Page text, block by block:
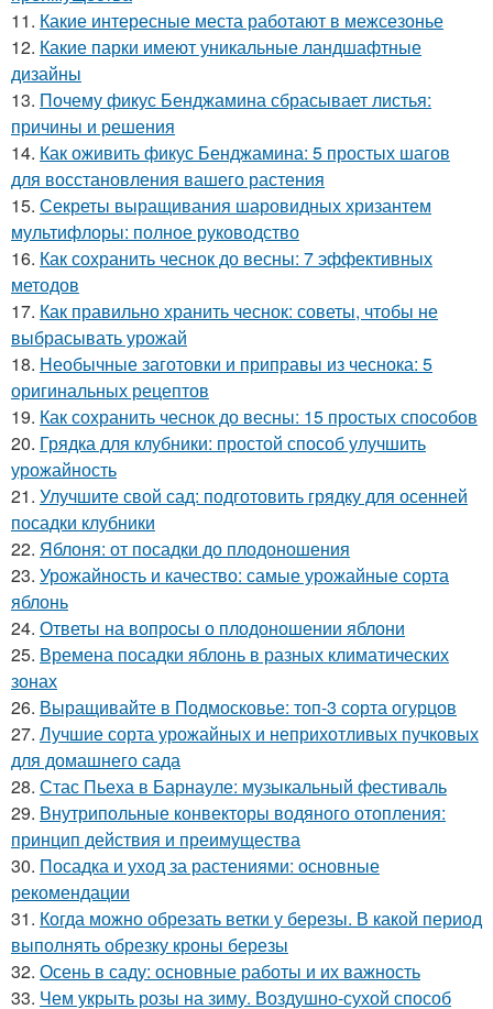
11. Какие интересные места работают в межсезонье
12. Какие парки имеют уникальные ландшафтные
дизайны
13. Почему фикус Бенджамина сбрасывает листья:
причины и решения
14. Как оживить фикус Бенджамина: 5 простых шагов
для восстановления вашего растения
15. Секреты выращивания шаровидных хризантем
мультифлоры: полное руководство
16. Как сохранить чеснок до весны: 7 эффективных
методов
17. Как правильно хранить чеснок: советы, чтобы не
выбрасывать урожай
18. Необычные заготовки и приправы из чеснока: 5
оригинальных рецептов
19. Как сохранить чеснок до весны: 15 простых способов
20. Грядка для клубники: простой способ улучшить
урожайность
21. Улучшите свой сад: подготовить грядку для осенней
посадки клубники
22. Яблоня: от посадки до плодоношения
23. Урожайность и качество: самые урожайные сорта
яблонь
24. Ответы на вопросы о плодоношении яблони
25. Времена посадки яблонь в разных климатических
зонах
26. Выращивайте в Подмосковье: топ-3 сорта огурцов
27. Лучшие сорта урожайных и неприхотливых пучковых
для домашнего сада
28. Стас Пьеха в Барнауле: музыкальный фестиваль
29. Внутрипольные конвекторы водяного отопления:
принцип действия и преимущества
30. Посадка и уход за растениями: основные
рекомендации
31. Когда можно обрезать ветки у березы. В какой период
выполнять обрезку кроны березы
32. Осень в саду: основные работы и их важность
33. Чем укрыть розы на зиму. Воздушно-сухой способ